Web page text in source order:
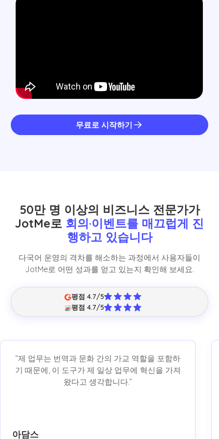
무료로 시작하기
50만 명 이상의 비즈니스 전문가가
JotMe로 회의·이벤트를 매끄럽게 진
행하고 있습니다
다국어 운영의 격차를 해소하는 과정에서 사용자들이
JotMe로 어떤 성과를 얻고 있는지 확인해 보세요.
평점 4.7/5
평점 4.7/5
“제 업무는 번역과 문화 간의 가교 역할을 포함하
기 때문에, 이 도구가 제 일상 업무에 혁신을 가져
왔다고 생각합니다.”
아담스